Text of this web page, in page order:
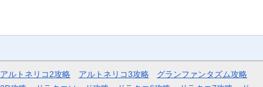
アルトネリコ2攻略 アルトネリコ3攻略
グランファンタズム攻略